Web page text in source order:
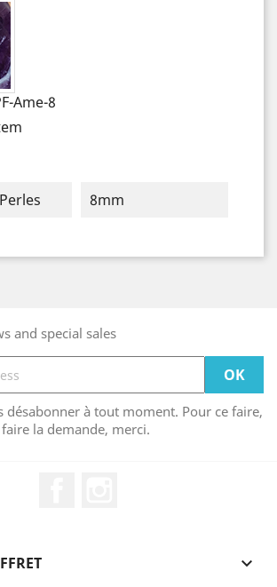
Ame-8
8mm
and special sales
désabonner à tout moment. Pour ce faire,
la demande, merci.
